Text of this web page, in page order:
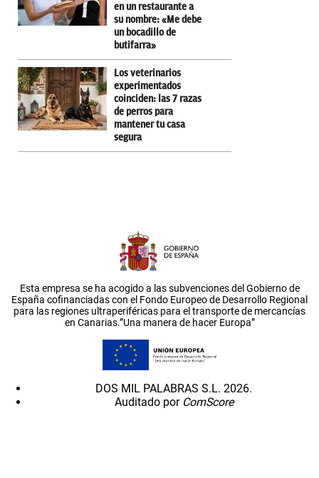
en un restaurante a
su nombre: «Me debe
un bocadillo de
butifarra»
Los veterinarios
experimentados
coinciden: las 7 razas
de perros para
mantener tu casa
segura
Esta empresa se ha acogido a las subvenciones del Gobierno de
España cofinanciadas con el Fondo Europeo de Desarrollo Regional
para las regiones ultraperiféricas para el transporte de mercancías
en Canarias.”Una manera de hacer Europa”
DOS MIL PALABRAS S.L. 2026.
Auditado por ComScore